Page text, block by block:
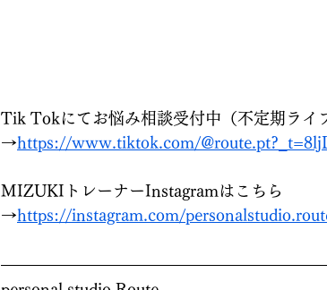
personal
Tik Tokにてお悩み相談受付中（不定期ライ
→https://www.tiktok.com/
MIZUKIトレーナーInstagramはこちら
→https://instagram.com/